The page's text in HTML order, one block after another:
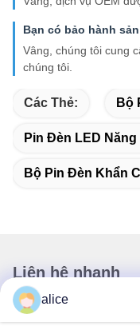
Bạn có bảo hành
Vâng, chúng tôi cung
chúng tôi.
Các Thẻ: Bộ
Pin Đèn LED
Bộ Pin Đèn Khẩn
Liên hệ nhanh
Địa chỉ
alice